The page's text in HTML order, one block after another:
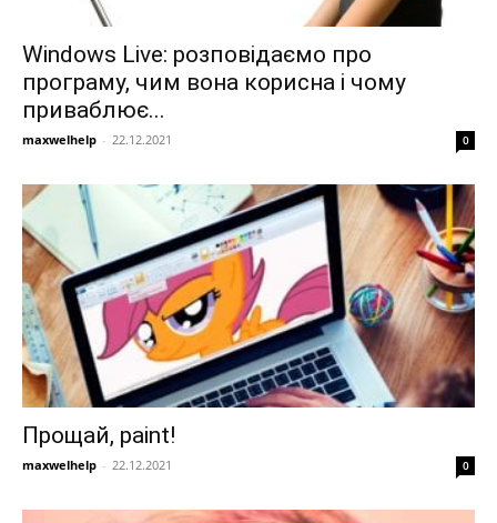
Windows Live: розповідаємо про
програму, чим вона корисна і чому
приваблює...
maxwelhelp - 22.12.2021 0
Прощай, paint!
maxwelhelp - 22.12.2021 0